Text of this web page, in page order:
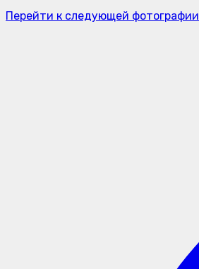
Перейти к следующей фотографии